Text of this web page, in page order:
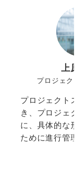
上
プロジェク
プロジェクト
き、プロジェ
に、具体的な
ために進行管